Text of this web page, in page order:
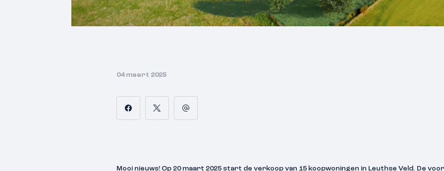
04 maart 2025
Mooi nieuws! Op 20 maart 2025 start de verkoop van 15 koopwoningen in Leuthse Veld. De